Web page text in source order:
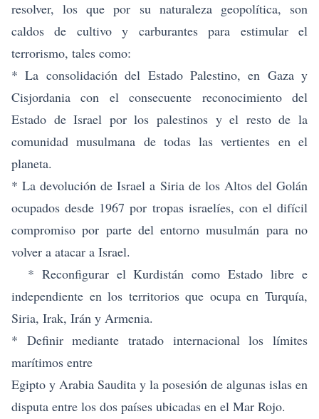
resolver, los que por su naturaleza geopolítica, son
caldos de cultivo y carburantes para estimular el
terrorismo, tales como:
* La consolidación del Estado Palestino, en Gaza y
Cisjordania con el consecuente reconocimiento del
Estado de Israel por los palestinos y el resto de la
comunidad musulmana de todas las vertientes en el
planeta.
* La devolución de Israel a Siria de los Altos del Golán
ocupados desde 1967 por tropas israelíes, con el difícil
compromiso por parte del entorno musulmán para no
volver a atacar a Israel.
* Reconfigurar el Kurdistán como Estado libre e
independiente en los territorios que ocupa en Turquía,
Siria, Irak, Irán y Armenia.
* Definir mediante tratado internacional los límites
marítimos entre
Egipto y Arabia Saudita y la posesión de algunas islas en
disputa entre los dos países ubicadas en el Mar Rojo.